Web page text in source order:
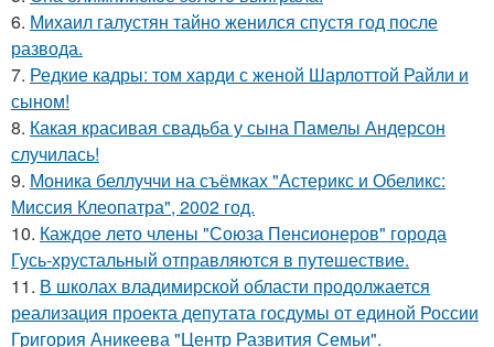
6. Михаил галустян тайно женился спустя год после
развода.
7. Редкие кадры: том харди с женой Шарлоттой Райли и
сыном!
8. Какая красивая свадьба у сына Памелы Андерсон
случилась!
9. Моника беллуччи на съёмках "Астерикс и Обеликс:
Миссия Клеопатра", 2002 год.
10. Каждое лето члены "Союза Пенсионеров" города
Гусь-хрустальный отправляются в путешествие.
11. В школах владимирской области продолжается
реализация проекта депутата госдумы от единой России
Григория Аникеева "Центр Развития Семьи".